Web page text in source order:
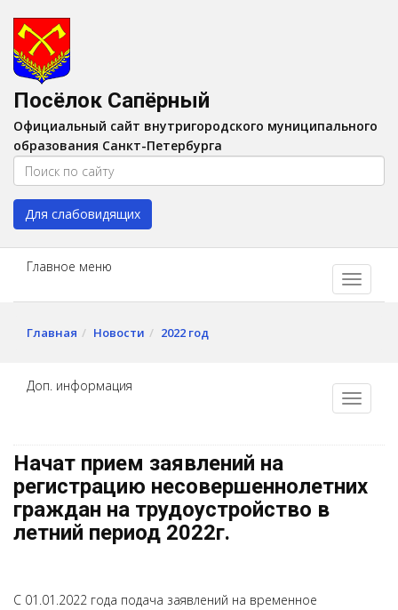
Изображения:
Цвет:A A
Посёлок Сапёрный
Официальный сайт внутригородского муниципального
образования Санкт-Петербурга
Для слабовидящих
Главное меню
Главная Новости 2022 год
Доп. информация
Начат прием заявлений на
регистрацию несовершеннолетних
граждан на трудоустройство в
летний период 2022г.
С 01.01.2022 года подача заявлений на временное